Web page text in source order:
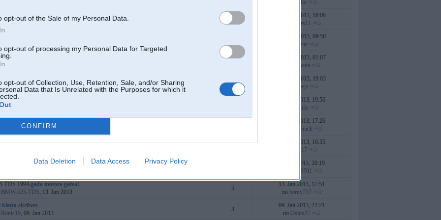
opt-out of the Sale of my Personal Data.
opt-out of processing my Personal Data for Targeted
opt-out of Collection, Use, Retention, Sale, and/or Sharing
Data that Is Unrelated with the Purposes for which it
CONFIRM
Data Deletion Data Access Privacy Policy
Nello
rokijs1989
5
29. Mar 2013, 18:08
oskars11
27. Mar 2013, 09:50
Driver
problēmas
mormons
27. Mar 2013, 01:07
klaipeda
raceejs , 10. Mar 2013
0
10. Mar 2013, 19:03
raceejs
e34?
cepizzz
26. Feb 2013, 19:56
edzulis
, 09. Feb 2013
11. Feb 2013, 17:26
LostTouch
TD 95g
10. Feb 2013, 16:35
CP17
24. Jan 2013, 20:19
sony3701
TDS 1994.gada motora galva!
BMW-525-TDS, 13. Jan 2013
5
13. Jan 2013, 17:51
no berny757
klaņu skrūves
Ronis19, 09. Jan 2013
3
09. Jan 2013, 22:21
no Ositis27